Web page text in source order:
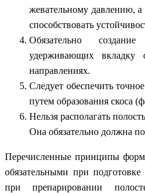
жевательному давлению,
способствовать
Обязательно
удерживающих
направлениях.
Следует обеспечить
путем образования скоса
Нельзя располагать
Она обязательно должна
Перечисленные принципы
обязательными при
при препарировании